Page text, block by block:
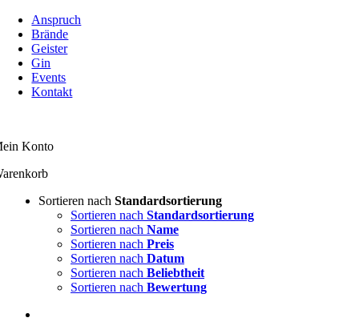
Zum
Inhalt
springen
Anspruch
Brände
Geister
Gin
Events
Kontakt
Konto
Sortieren nach Standardsortierung
Sortieren nach Standardsortierung
Sortieren nach Name
Sortieren nach Preis
Sortieren nach Datum
Sortieren nach Beliebtheit
Sortieren nach Bewertung